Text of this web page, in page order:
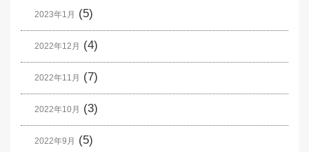
2023年1月 (5)
2022年12月 (4)
2022年11月 (7)
2022年10月 (3)
2022年9月 (5)